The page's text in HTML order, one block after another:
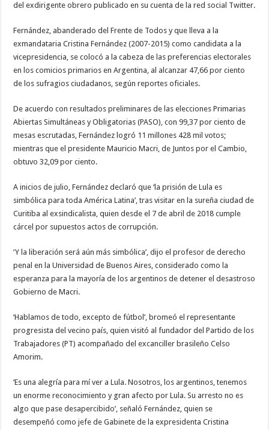
del exdirigente obrero publicado en su cuenta de la red social Twitter.
Fernández, abanderado del Frente de Todos y que lleva a la
exmandataria Cristina Fernández (2007-2015) como candidata a la
vicepresidencia, se colocó a la cabeza de las preferencias electorales
en los comicios primarios en Argentina, al alcanzar 47,66 por ciento
de los sufragios ciudadanos, según reportes oficiales.
De acuerdo con resultados preliminares de las elecciones Primarias
Abiertas Simultáneas y Obligatorias (PASO), con 99,37 por ciento de
mesas escrutadas, Fernández logró 11 millones 428 mil votos;
mientras que el presidente Mauricio Macri, de Juntos por el Cambio,
obtuvo 32,09 por ciento.
A inicios de julio, Fernández declaró que ‘la prisión de Lula es
simbólica para toda América Latina’, tras visitar en la sureña ciudad de
Curitiba al exsindicalista, quien desde el 7 de abril de 2018 cumple
cárcel por supuestos actos de corrupción.
‘Y la liberación será aún más simbólica’, dijo el profesor de derecho
penal en la Universidad de Buenos Aires, considerado como la
esperanza para la mayoría de los argentinos de detener el desastroso
Gobierno de Macri.
‘Hablamos de todo, excepto de fútbol’, bromeó el representante
progresista del vecino país, quien visitó al fundador del Partido de los
Trabajadores (PT) acompañado del excanciller brasileño Celso
Amorim.
‘Es una alegría para mí ver a Lula. Nosotros, los argentinos, tenemos
un enorme reconocimiento y gran afecto por Lula. Su arresto no es
algo que pase desapercibido’, señaló Fernández, quien se
desempeñó como jefe de Gabinete de la expresidenta Cristina